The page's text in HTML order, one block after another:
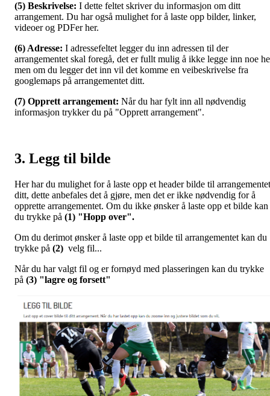
(5) Beskrivelse: I dette feltet skriver du informasjon om ditt
arrangement. Du har også mulighet for å laste opp bilder, linker,
videoer og PDFer her.
(6) Adresse: I adressefeltet legger du inn adressen til der
arrangementet skal foregå, det er fullt mulig å ikke legge inn noe
men om du legger det inn vil det komme en veibeskrivelse fra
googlemaps på arrangementet ditt.
(7) Opprett arrangement: Når du har fylt inn all nødvendig
informasjon trykker du på "Opprett arrangement".
3. Legg til bilde
Her har du mulighet for å laste opp et header bilde til arrangementet
ditt, dette anbefales det å gjøre, men det er ikke nødvendig for å
opprette arrangementet. Om du ikke ønsker å laste opp et bilde kan
du trykke på (1) "Hopp over".
Om du derimot ønsker å laste opp et bilde til arrangementet kan du
trykke på (2) velg fil...
Når du har valgt fil og er fornøyd med plasseringen kan du trykke
på (3) "lagre og forsett"